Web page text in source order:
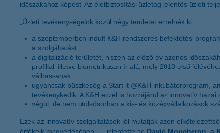
időszakához képest. Az életbiztosítási üzletág jelentős üzleti
„Üzleti tevékenységeink közül négy területet emelnék ki:
a szeptemberben indult K&H rendszeres befektetési
a szolgáltatást.
a digitalizáció területét, hiszen az előző év azonos
profillal, illetve biometrikusan ír alá, mely 2018 első
válhassanak.
ugyancsak büszkeség a Start it @K&H inkubátorprogram,
tevékenykedik. A K&H ezzel is hozzájárul az innovatív
végül, de nem utolsósorban a kis- és középvállalkozások
Ezek az innovatív szolgáltatások jól mutatják azon
értékeik megvédésében.” – jelentette be David Moucheron, a